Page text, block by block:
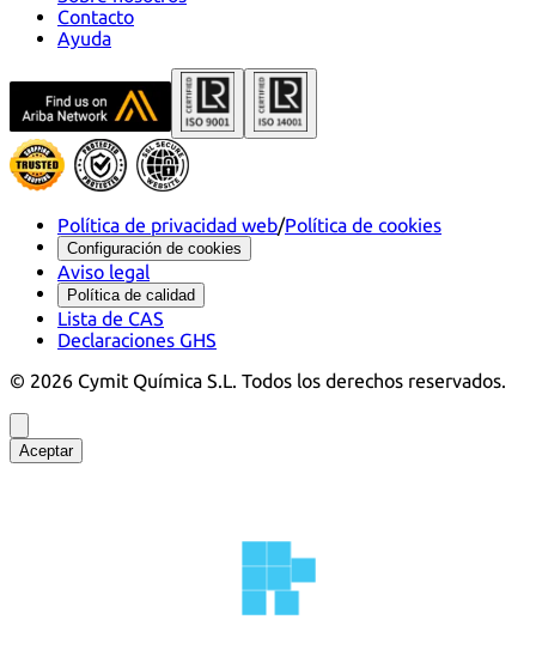
Contacto
Ayuda
Política de privacidad web/Política de cookies
Configuración de cookies
Aviso legal
Política de calidad
Lista de CAS
Declaraciones GHS
© 2026 Cymit Química S.L. Todos los derechos reservados.
Aceptar